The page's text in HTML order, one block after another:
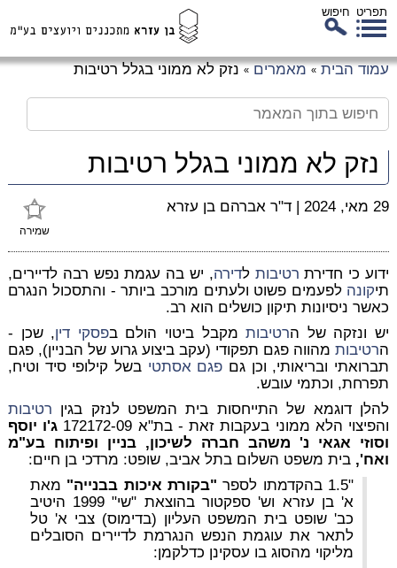
תפריט חיפוש
עמוד הבית » מאמרים » נזק לא ממוני בגלל רטיבות
נזק לא ממוני בגלל רטיבות
שמירה
29 מאי, 2024 | ד"ר אברהם בן עזרא
ידוע כי חדירת רטיבות לדירה, יש בה עגמת נפש רבה לדיירים,
תיקונה לפעמים פשוט ולעתים מורכב ביותר - והתסכול הנגרם
כאשר ניסיונות תיקון כושלים הוא רב.
יש ונזקה של הרטיבותמקבל ביטוי הולם בפסקי דין, שכן -
הרטיבותמהווה פגם תפקודי (עקב ביצוע גרוע של הבניין),פגם
תברואתי ובריאותי, וכן גם פגם אסתטי בשל קילופי סיד וטיח,
תפרחת, וכתמי עובש.
להלן דוגמא של התייחסות בית המשפט לנזק בגין רטיבות
והפיצוי הלא ממוני בעקבות זאת - בת"א 172172-09
ג'ו יוסף
וסוזי אגאי נ' משהב חברה לשיכון, בניין ופיתוח בע"מ
ואח', בית משפט השלום בתל אביב, שופט: מרדכי בן חיים:
"1.5 בהקדמתו לספר
"בקורת איכות בבנייה" מאת
א' בן עזרא וש' ספקטור בהוצאת "שי" 1999 היטיב
כב' שופט בית המשפט העליון (בדימוס) צבי א' טל
לתאר את עוגמת הנפש הנגרמת לדיירים הסובלים
מליקוי מהסוג בו עסקינן כדלקמן: